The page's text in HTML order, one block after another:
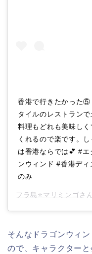
香港で行きたかった⑤
タイルのレストラン
料理もどれも美味し
くれるので楽です。
は香港ならでは💕 #
ンウィンド #香港デ
のみ
フラ島⭐️マリミンゴさ
そんなドラゴンウィ
ので、キャラクターと